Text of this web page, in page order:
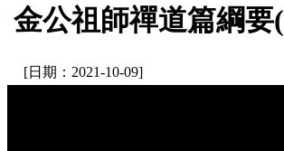
金公祖師禪道篇綱
[日期：2021-10-09]